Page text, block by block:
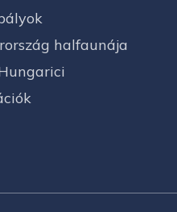
halfaunája